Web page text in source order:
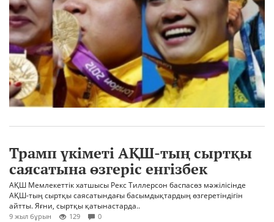
Трамп үкіметі АҚШ-тың сыртқы
саясатына өзгеріс енгізбек
АҚШ Мемлекеттік хатшысы Рекс Тиллерсон баспасөз мәжілісінде
АҚШ-тың сыртқы саясатындағы басымдықтардың өзгеретіндігін
айтты. Яғни, сыртқы қатынастарда..
9 жыл бұрын 129 0